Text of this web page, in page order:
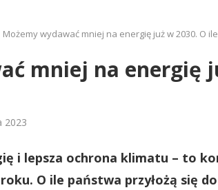
Możemy wydawać mniej na energię już w 2030. O
mniej na energię
2023
i lepsza ochrona klimatu – to
O ile państwa przyłożą się